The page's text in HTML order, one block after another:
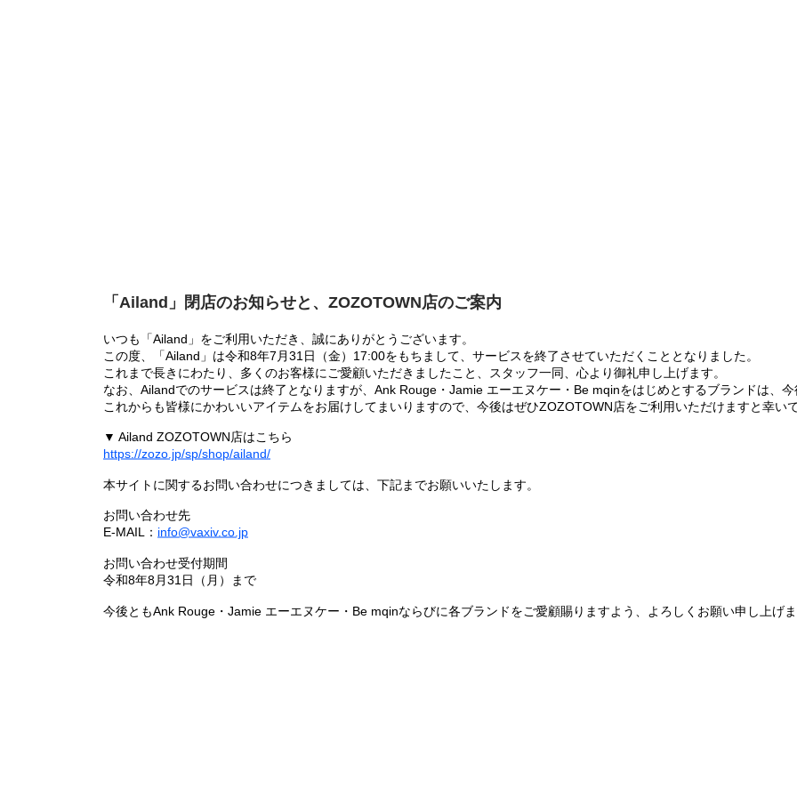
「Ailand」閉店のお知らせと、ZOZOTOWN店のご案内
いつも「Ailand」をご利用いただき、誠にありがとうございます。
この度、「Ailand」は令和8年7月31日（金）17:00をもちまして、サービスを終了させていただくこととなりました。
これまで長きにわたり、多くのお客様にご愛顧いただきましたこと、スタッフ一同、心より御礼申し上げます。
なお、Ailandでのサービスは終了となりますが、Ank Rouge・Jamie エーエヌケー・Be mqinをはじめとするブランドは、
これからも皆様にかわいいアイテムをお届けしてまいりますので、今後はぜひZOZOTOWN店をご利用いただけますと幸いで
▼ Ailand ZOZOTOWN店はこちら
https://zozo.jp/sp/shop/ailand/
本サイトに関するお問い合わせにつきましては、下記までお願いいたします。
お問い合わせ先
E-MAIL： info@vaxiv.co.jp
お問い合わせ受付期間
令和8年8月31日（月）まで
今後ともAnk Rouge・Jamie エーエヌケー・Be mqinならびに各ブランドをご愛顧賜りますよう、よろしくお願い申し上げま